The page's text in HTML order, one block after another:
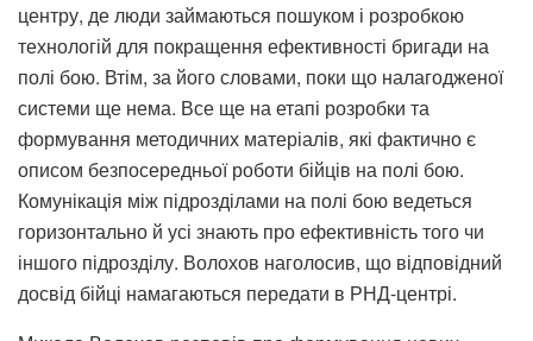
центру, де люди займаються пошуком і розробкою
технологій для покращення ефективності бригади на
полі бою. Втім, за його словами, поки що налагодженої
системи ще нема. Все ще на етапі розробки та
формування методичних матеріалів, які фактично є
описом безпосередньої роботи бійців на полі бою.
Комунікація між підрозділами на полі бою ведеться
горизонтально й усі знають про ефективність того чи
іншого підрозділу. Волохов наголосив, що відповідний
досвід бійці намагаються передати в РНД-центрі.